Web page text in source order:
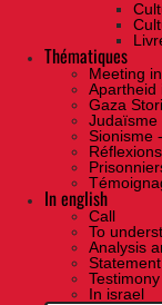
Thématiques
Meeting
Apartheid
Gaza
Judaïsme
Sionisme
In english
Call
To
Analysis
Statement
Testimony
In israel